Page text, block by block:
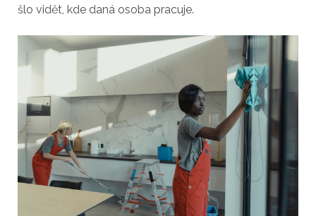
šlo vidět, kde daná osoba pracuje.